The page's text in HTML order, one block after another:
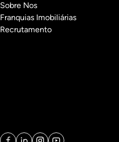
Sobre Nos
Franquias Imobiliárias
Recrutamento